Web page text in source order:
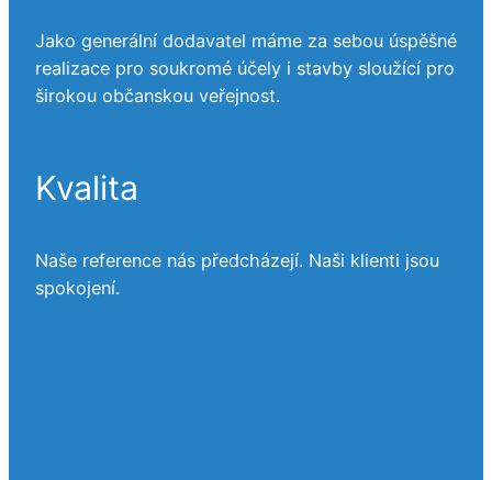
Jako generální dodavatel máme za sebou úspěšné
realizace pro soukromé účely i stavby sloužící pro
širokou občanskou veřejnost.
Kvalita
Naše reference nás předcházejí. Naši klienti jsou
spokojení.